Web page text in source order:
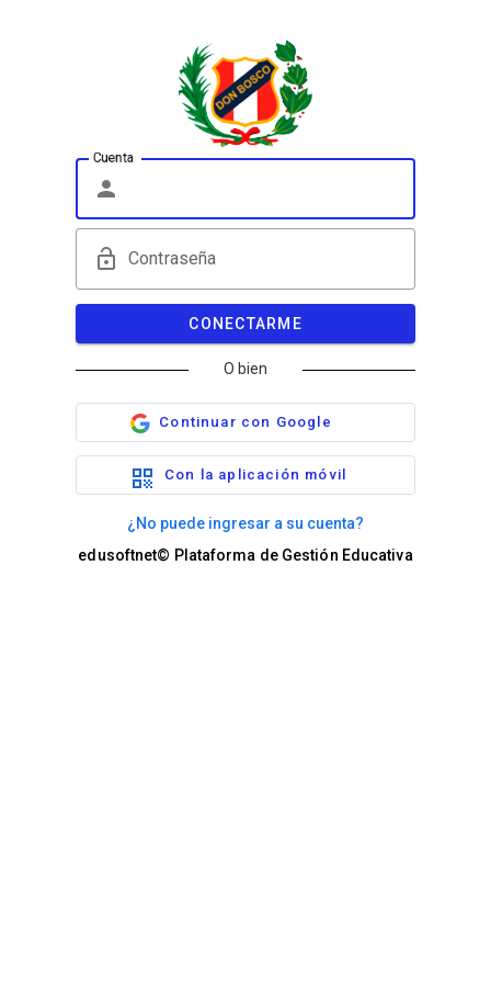
Cuenta
Contraseña
O bien
Continuar con Google
Con la aplicación móvil
¿No puede ingresar a su cuenta?
edusoftnet© Plataforma de Gestión Educativa